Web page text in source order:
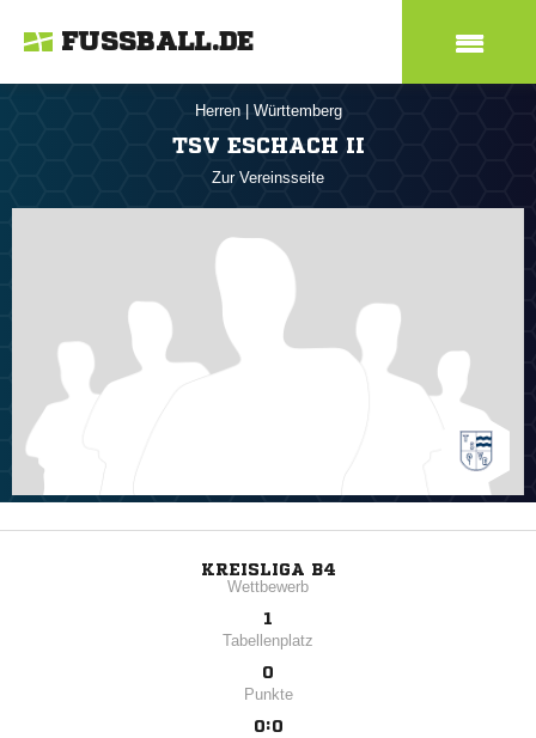
FUSSBALL.DE
Herren Württemberg
TSV ESCHACH II
Zur Vereinsseite
KREISLIGA B4
Wettbewerb
1
Tabellenplatz
0
Punkte
0:0